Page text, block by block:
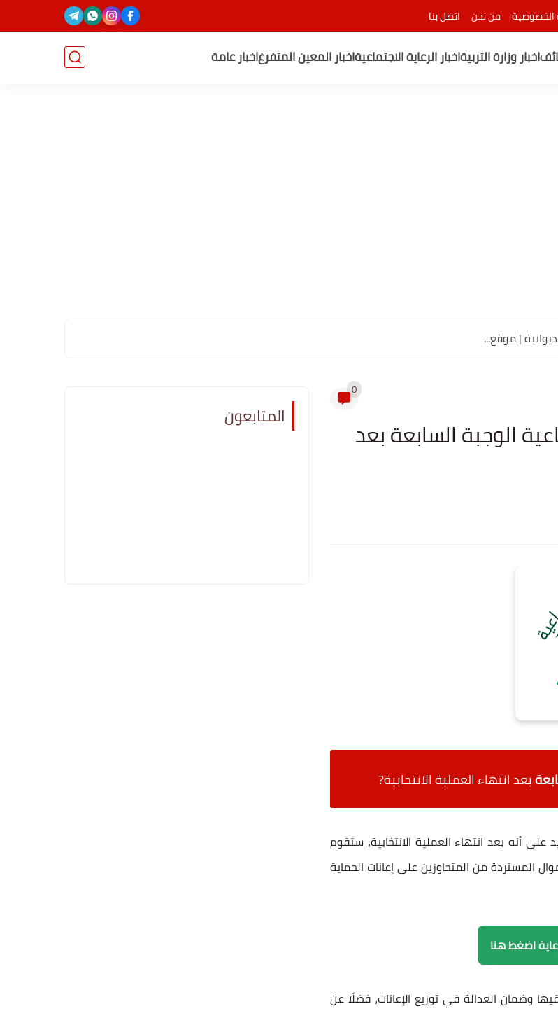
من نحن اتصل بنا
اخبار وزارة التربيةاخبار الرعاية الاجتماعيةاخبار المعين المتفرغاخبار عامة
0
الوجبة السابعة بعد
بعد انتهاء العملية الانتخابية?
على أنه بعد انتهاء العملية الانتخابية، ستقوم
المستردة من المتجاوزينعلى إعانات الحماية
اضغط هنا
وضمان العدالة في توزيع الإعانات، فضلًا عن
المتابعون